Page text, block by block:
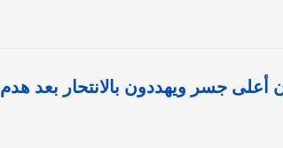
جسر ويهددون بالانتحار بعد هدم